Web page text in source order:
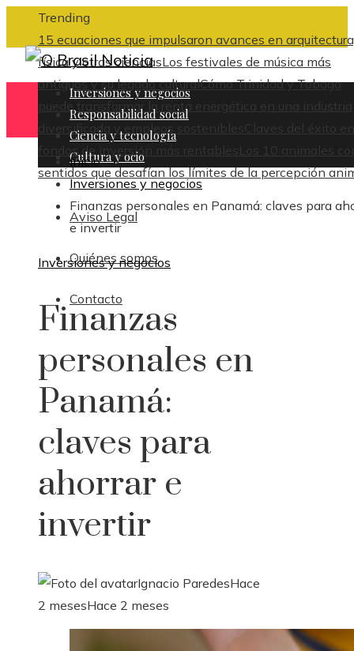
Trending
15 ecuaciones que impulsaron avances en
física y otras cienciasLos festivales de música más
antiguos y su legado culturalCómo Trinidad y Tobago
puede transformar la renta energética en una industria
diversificada y empleos sostenibles
Claves del éxito
fondos de inversión más rentables
Los 10 animales
sentidos que desafían los límites de la percepción
Aviso Legal
Quiénes somos
Contacto
Inversiones y negocios
Responsabilidad social
Ciencia y tecnología
Cultura y ocio
Inicio
Inversiones y negocios
Finanzas personales en Panamá: claves para
e invertir
Inversiones y negocios
Finanzas
personales en
Panamá:
claves para
ahorrar e
invertir
Ignacio ParedesHace
2 mesesHace 2 meses